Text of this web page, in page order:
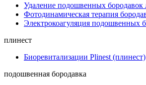
Удаление подошвенных бородавок
Фотодинамическая терапия
Электрокоагуляция подошвенных
плинест
Биоревитализации Plinest (плинест)
подошвенная бородавка